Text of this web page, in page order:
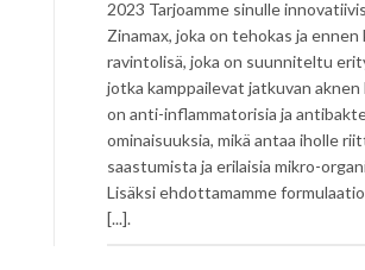
2023 Tarjoamme sinulle
Zinamax, joka on tehokas ja
ravintolisä, joka on suunniteltu
jotka kamppailevat jatkuvan aknen
on anti-inflammatorisia ja
ominaisuuksia, mikä antaa iholle
saastumista ja erilaisia mikro-
Lisäksi ehdottamamme
[...].